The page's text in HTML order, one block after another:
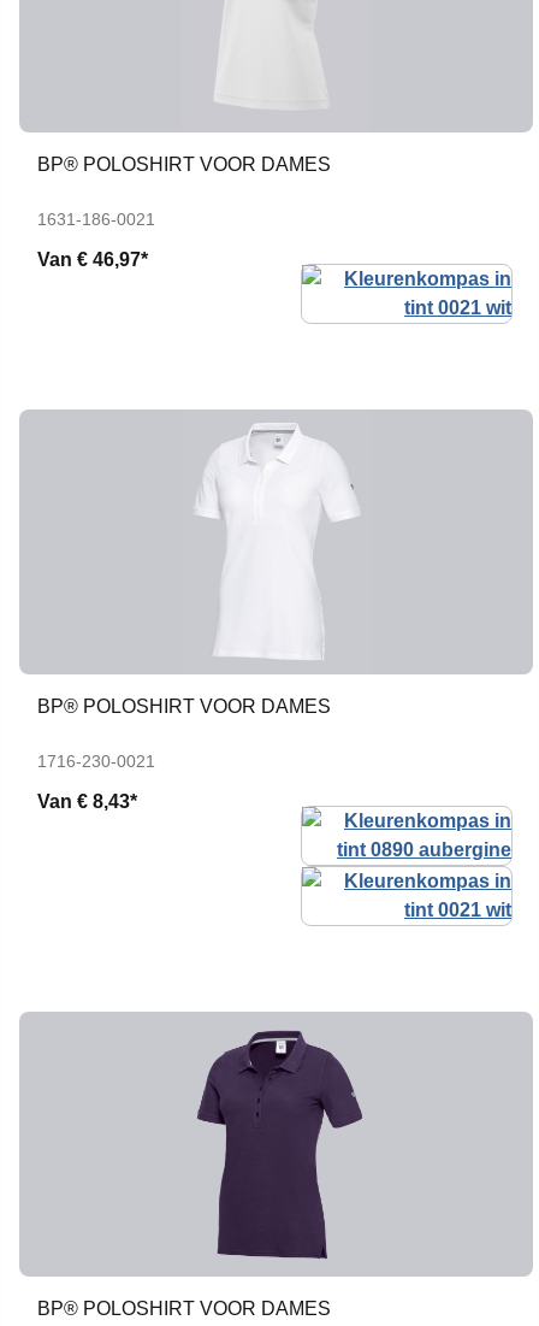
BP® POLOSHIRT VOOR DAMES
1631-186-0021
Van € 46,97*
BP® POLOSHIRT VOOR DAMES
1716-230-0021
Van € 8,43*
BP® POLOSHIRT VOOR DAMES